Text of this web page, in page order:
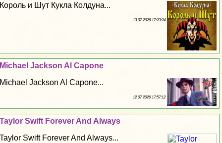
Король и Шут Кукла Колдуна...
13 07 2026 17:23:24
Michael Jackson Al Capone
Michael Jackson Al Capone...
12 07 2026 17:57:12
Taylor Swift Forever And Always
Taylor Swift Forever And Always...